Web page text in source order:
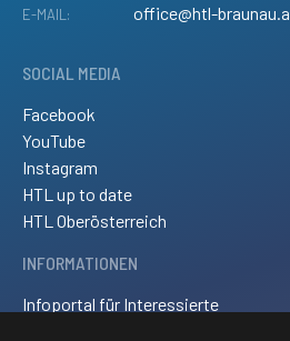
E-MAIL: office@htl-
SOCIAL MEDIA
Facebook
YouTube
Instagram
HTL up to date
HTL Oberösterreich
INFORMATIONEN
Infoportal für Interessierte